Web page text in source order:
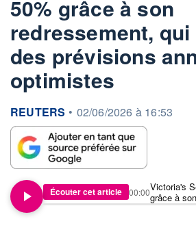
50% grâce à son
redressement,
des prévisions
optimistes
information fournie par
REUTERS • 02/06/2026 à 16:53
Écouter cet article
Victoria's
grâce à
alimente
00:00